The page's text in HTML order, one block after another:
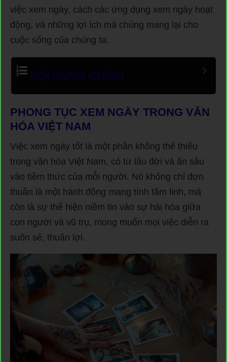
việc xem ngày, cách các ứng dụng xem ngày hoạt
động, và những lợi ích mà chúng mang lại cho
cuộc sống của chúng ta.
NỘI DUNG CHÍNH
PHONG TỤC XEM NGÀY TRONG VĂN
HÓA VIỆT NAM
Việc xem ngày tốt là một phần không thể thiếu
trong văn hóa Việt Nam, có từ lâu đời và ăn sâu
vào tiềm thức của mỗi người. Nó không chỉ đơn
thuần là một hành động mang tính tâm linh, mà
còn là sự thể hiện niềm tin vào sự hài hòa giữa
con người và vũ trụ, mong muốn mọi việc diễn ra
suôn sẻ, thuận lợi.